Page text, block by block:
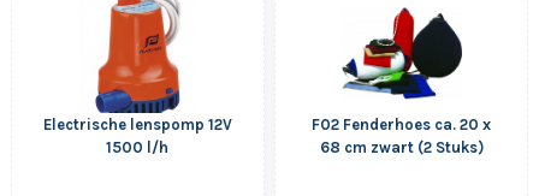
Electrische lenspomp 12V
1500 l/h
F02 Fenderhoes ca. 20 x
68 cm zwart (2 Stuks)